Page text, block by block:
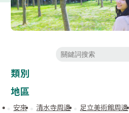
類別
地區
安來 清水寺周邊 足立美術館周邊